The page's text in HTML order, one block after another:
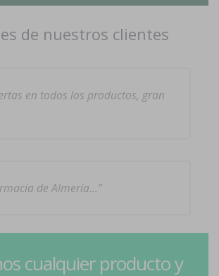
de nuestros clientes
en todos los productos, gran
de Almería…
cualquier producto y